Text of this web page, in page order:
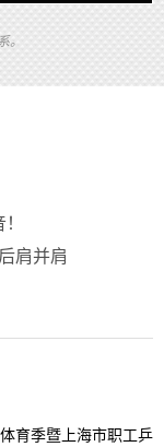
肩并肩
育季暨上海市职工乒